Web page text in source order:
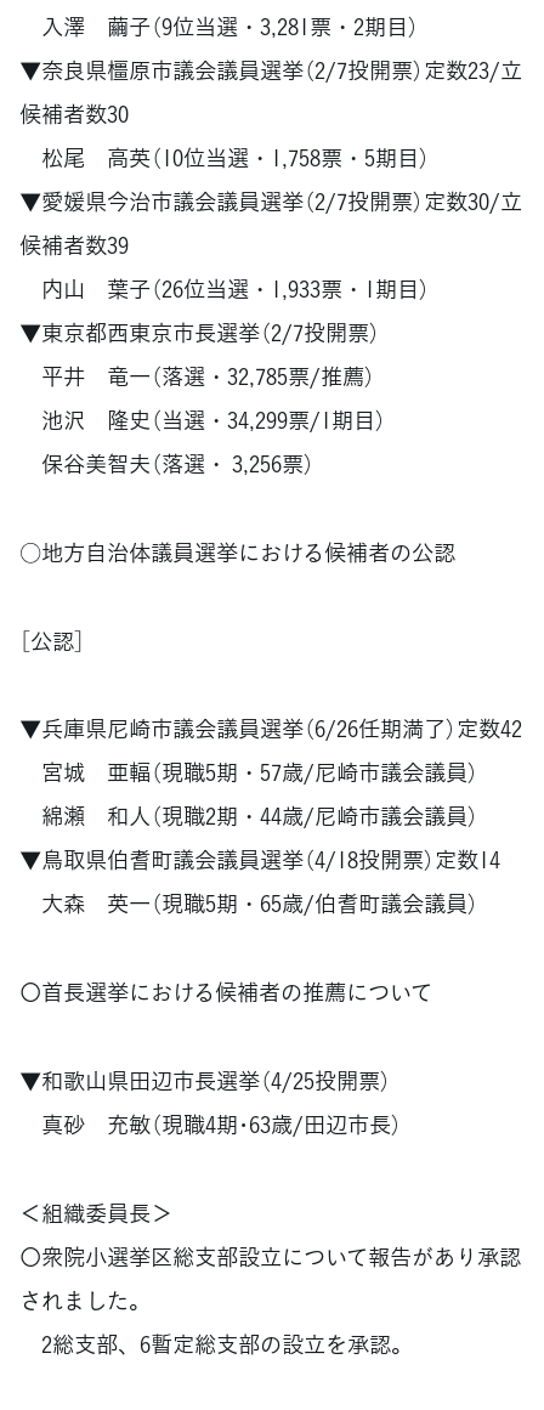
入澤 繭子（9位当選・3,281票・2期目）
▼奈良県橿原市議会議員選挙（2/7投開票）定数23/立
候補者数30
松尾 高英（10位当選・1,758票・5期目）
▼愛媛県今治市議会議員選挙（2/7投開票）定数30/立
候補者数39
内山 葉子（26位当選・1,933票・1期目）
▼東京都西東京市長選挙（2/7投開票）
平井 竜一（落選・32,785票/推薦）
池沢 隆史（当選・34,299票/1期目）
保谷美智夫（落選・ 3,256票）
○地方自治体議員選挙における候補者の公認
［公認］
▼兵庫県尼崎市議会議員選挙（6/26任期満了）定数42
宮城 亜輻（現職5期・57歳/尼崎市議会議員）
綿瀬 和人（現職2期・44歳/尼崎市議会議員）
▼鳥取県伯耆町議会議員選挙（4/18投開票）定数14
大森 英一（現職5期・65歳/伯耆町議会議員）
〇首長選挙における候補者の推薦について
▼和歌山県田辺市長選挙（4/25投開票）
真砂 充敏（現職4期･63歳/田辺市長）
＜組織委員長＞
〇衆院小選挙区総支部設立について報告があり承認
されました。
2総支部、6暫定総支部の設立を承認。